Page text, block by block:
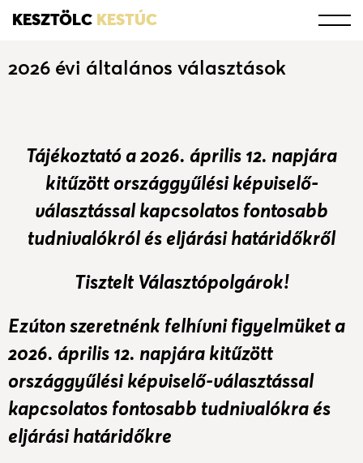
KESZTÖLC KESTÚC
2026 évi általános választások
Tájékoztató a 2026. április 12. napjára
kitűzött országgyűlési képviselő-
választással kapcsolatos fontosabb
tudnivalókról és eljárási határidőkről
Tisztelt Választópolgárok!
Ezúton szeretnénk felhívni figyelmüket a
2026. április 12. napjára kitűzött
országgyűlési képviselő-választással
kapcsolatos fontosabb tudnivalókra és
eljárási határidőkre